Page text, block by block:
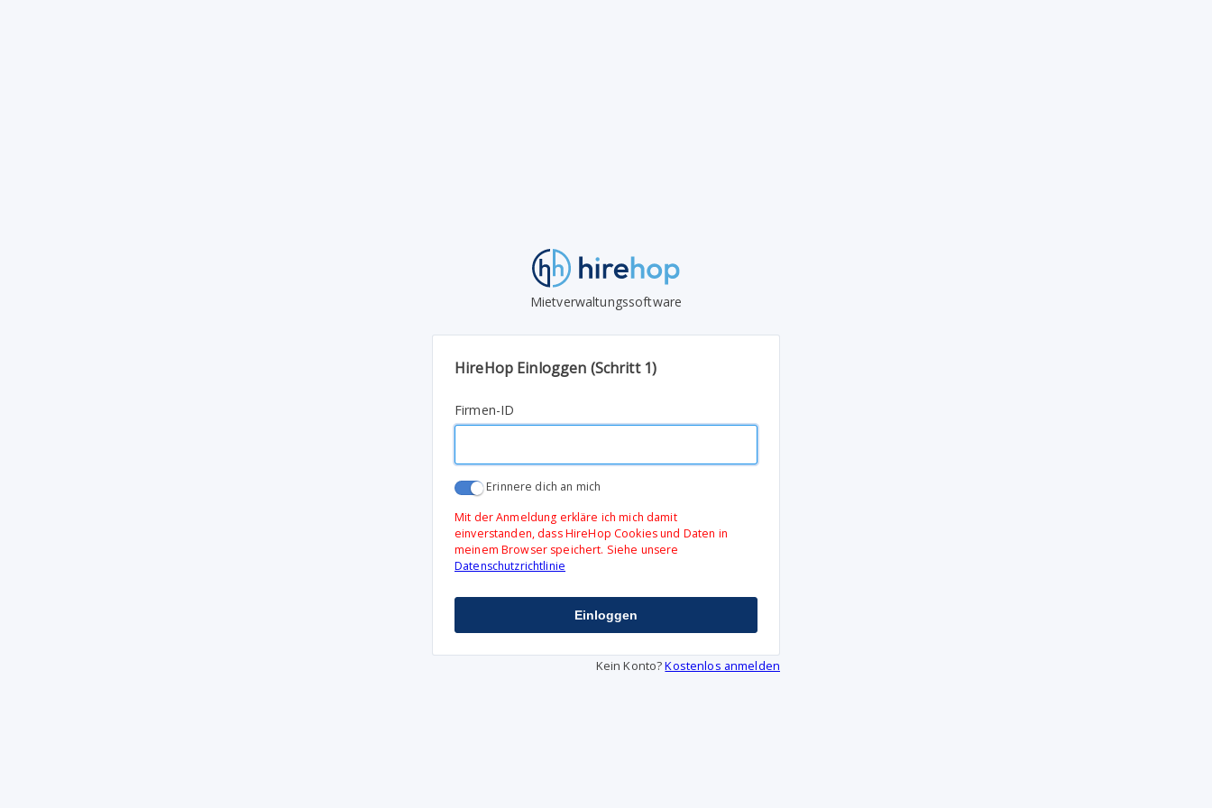
Mietverwaltungssoftware
HireHop Einloggen (Schritt 1)
Firmen-ID
Erinnere dich an mich
Mit der Anmeldung erkläre ich mich damit
einverstanden, dass HireHop Cookies und Daten in
meinem Browser speichert. Siehe unsere
Datenschutzrichtlinie
Einloggen
Kein Konto?Kostenlos anmelden